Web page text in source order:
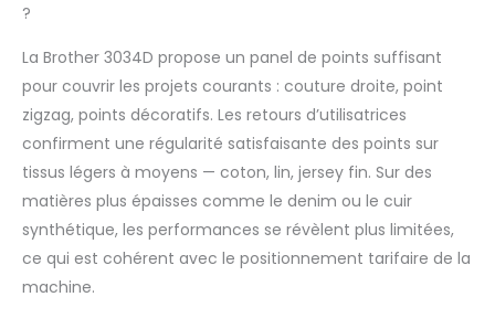
?
La Brother 3034D propose un panel de points suffisant
pour couvrir les projets courants : couture droite, point
zigzag, points décoratifs. Les retours d’utilisatrices
confirment une régularité satisfaisante des points sur
tissus légers à moyens — coton, lin, jersey fin. Sur des
matières plus épaisses comme le denim ou le cuir
synthétique, les performances se révèlent plus limitées,
ce qui est cohérent avec le positionnement tarifaire de la
machine.